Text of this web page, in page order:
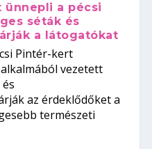
ünnepli a pécsi
séták és
a látogatókat
Pintér-kert
vezetett
az érdeklődőket a
természeti